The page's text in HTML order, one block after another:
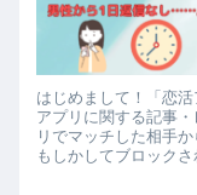
はじめまして！「恋
アプリに関する記事
リでマッチした相手
もしかしてブロック